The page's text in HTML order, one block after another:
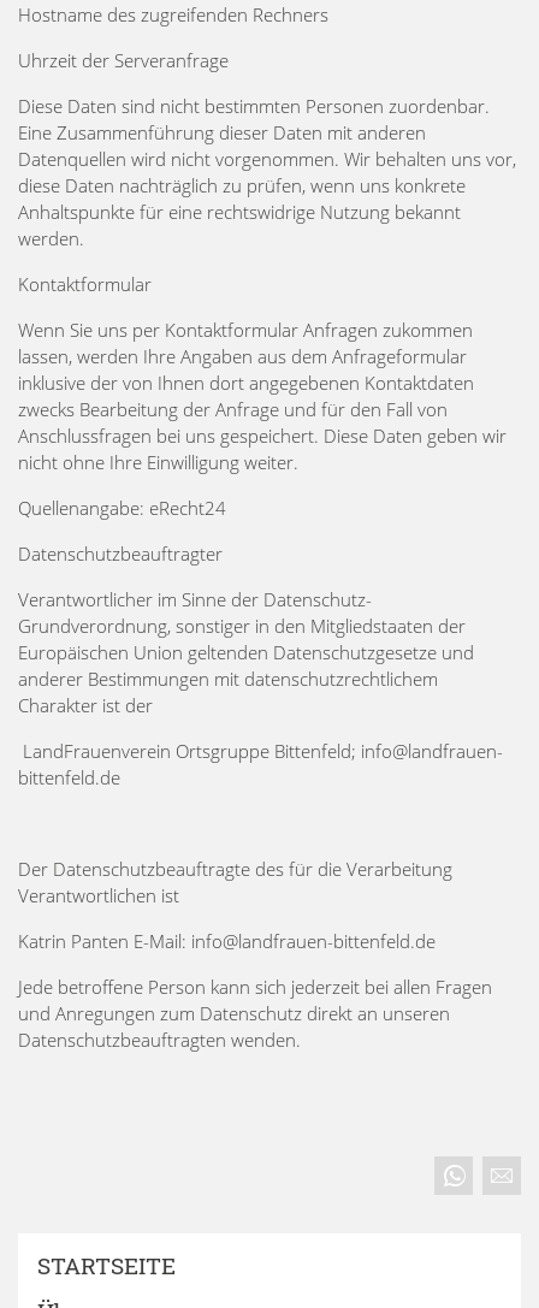
Hostname des zugreifenden Rechners
Uhrzeit der Serveranfrage
Diese Daten sind nicht bestimmten Personen zuordenbar.
Eine Zusammenführung dieser Daten mit anderen
Datenquellen wird nicht vorgenommen. Wir behalten uns vor,
diese Daten nachträglich zu prüfen, wenn uns konkrete
Anhaltspunkte für eine rechtswidrige Nutzung bekannt
werden.
Kontaktformular
Wenn Sie uns per Kontaktformular Anfragen zukommen
lassen, werden Ihre Angaben aus dem Anfrageformular
inklusive der von Ihnen dort angegebenen Kontaktdaten
zwecks Bearbeitung der Anfrage und für den Fall von
Anschlussfragen bei uns gespeichert. Diese Daten geben wir
nicht ohne Ihre Einwilligung weiter.
Quellenangabe: eRecht24
Datenschutzbeauftragter
Verantwortlicher im Sinne der Datenschutz-
Grundverordnung, sonstiger in den Mitgliedstaaten der
Europäischen Union geltenden Datenschutzgesetze und
anderer Bestimmungen mit datenschutzrechtlichem
Charakter ist der
LandFrauenverein Ortsgruppe Bittenfeld; info@landfrauen-
bittenfeld.de
Der Datenschutzbeauftragte des für die Verarbeitung
Verantwortlichen ist
Katrin Panten E-Mail: info@landfrauen-bittenfeld.de
Jede betroffene Person kann sich jederzeit bei allen Fragen
und Anregungen zum Datenschutz direkt an unseren
Datenschutzbeauftragten wenden.
STARTSEITE